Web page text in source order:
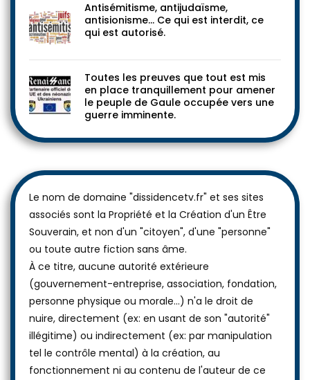
Antisémitisme, antijudaïsme,
antisionisme… Ce qui est interdit, ce
qui est autorisé.
Toutes les preuves que tout est mis
en place tranquillement pour amener
le peuple de Gaule occupée vers une
guerre imminente.
Le nom de domaine "dissidencetv.fr" et ses sites
associés sont la Propriété et la Création d'un Être
Souverain, et non d'un "citoyen", d'une "personne"
ou toute autre fiction sans âme.
À ce titre, aucune autorité extérieure
(gouvernement-entreprise, association, fondation,
personne physique ou morale...) n'a le droit de
nuire, directement (ex: en usant de son "autorité"
illégitime) ou indirectement (ex: par manipulation
tel le contrôle mental) à la création, au
fonctionnement ni au contenu de l'auteur de ce